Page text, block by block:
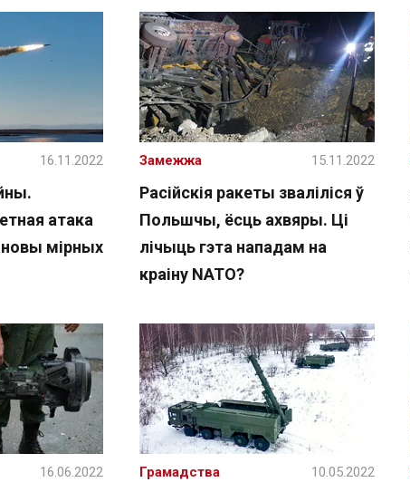
атака
мірных
16.11.2022
Расійскія ракеты зваліліся ў
Польшчы, ёсць ахвяры. Ці
лічыць гэта нападам на
краіну NATO?
Замежжа 15.11.2022
16.06.2022 Грамадства 10.05.2022